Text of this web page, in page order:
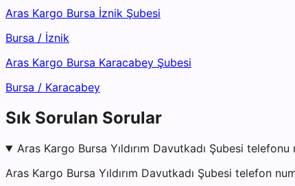
Aras Kargo Bursa İznik Şubesi
Bursa / İznik
Aras Kargo Bursa Karacabey Şubesi
Bursa / Karacabey
Sık Sorulan Sorular
Aras Kargo Bursa Yıldırım Davutkadı Şubesi telefonu
Aras Kargo Bursa Yıldırım Davutkadı Şubesi telefon